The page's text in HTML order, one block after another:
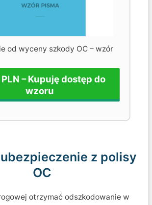
od wyceny szkody OC – wzór
– Kupuję dostęp do
wzoru
z polisy
OC
otrzymać odszkodowanie w